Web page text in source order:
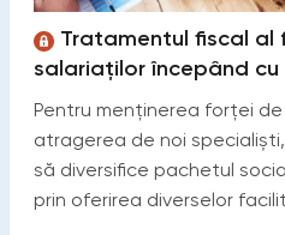
Tratamentul fiscal
salariaților începând cu
Pentru menținerea forței
atragerea de noi
să diversifice pachetul
prin oferirea diverselor